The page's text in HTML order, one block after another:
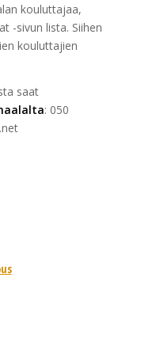
kouluttajaa,
-sivun lista. Siihen
kouluttajien
saat
: 050